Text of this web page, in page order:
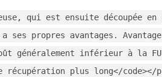
qui est ensuite découpée en
propres avantages.
généralement inférieur à la
plus long</code></